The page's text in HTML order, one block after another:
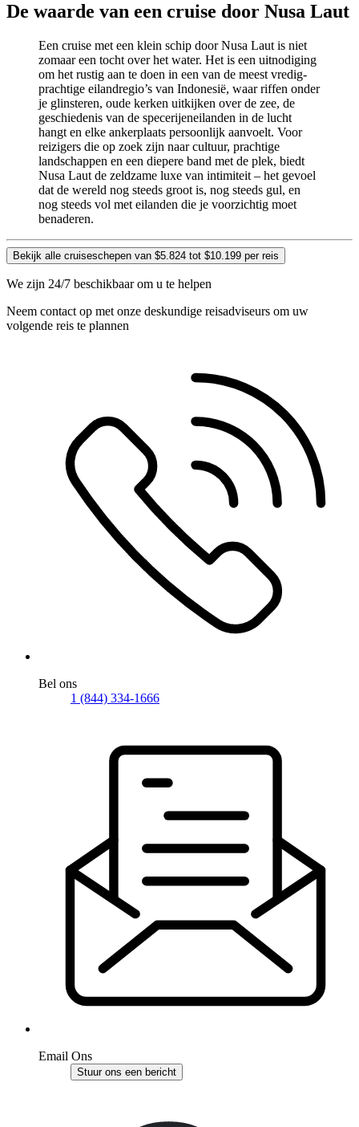
De waarde van een cruise door Nusa Laut
Een cruise met een klein schip door Nusa Laut is niet
zomaar een tocht over het water. Het is een uitnodiging
om het rustig aan te doen in een van de meest vredig-
prachtige eilandregio’s van Indonesië, waar riffen onder
je glinsteren, oude kerken uitkijken over de zee, de
geschiedenis van de specerijeneilanden in de lucht
hangt en elke ankerplaats persoonlijk aanvoelt. Voor
reizigers die op zoek zijn naar cultuur, prachtige
landschappen en een diepere band met de plek, biedt
Nusa Laut de zeldzame luxe van intimiteit – het gevoel
dat de wereld nog steeds groot is, nog steeds gul, en
nog steeds vol met eilanden die je voorzichtig moet
benaderen.
Bekijk alle cruiseschepen van $5.824 tot $10.199 per reis
We zijn 24/7 beschikbaar om u te helpen
Neem contact op met onze deskundige reisadviseurs om uw
volgende reis te plannen
Bel ons
1 (844) 334-1666
Email Ons
Stuur ons een bericht